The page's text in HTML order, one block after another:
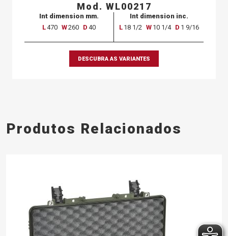
Mod. WL00217
Int dimension mm.
L470 W260 D 40
Int dimension inc.
L 18 1/2 W 10 1/4 D 1 9/16
DESCUBRA AS VARIANTES
Produtos Relacionados